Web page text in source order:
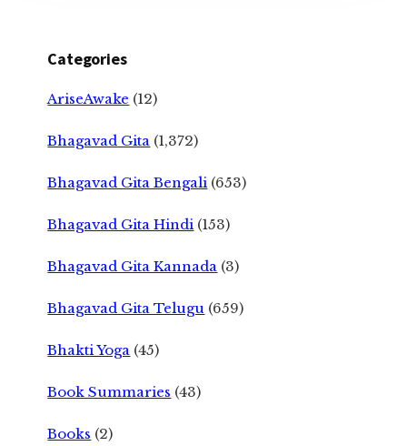
Categories
AriseAwake (12)
Bhagavad Gita (1,372)
Bhagavad Gita Bengali (653)
Bhagavad Gita Hindi (153)
Bhagavad Gita Kannada (3)
Bhagavad Gita Telugu (659)
Bhakti Yoga (45)
Book Summaries (43)
Books (2)